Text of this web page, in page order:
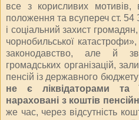
все з корисливих мотивів,
положення та всупереч ст. 54
і соціальний захист
чорнобильської
законодавство, але й
громадських організацій,
пенсій із державного бюджету
не є ліквідаторами та
нараховані з коштів
же час, через відсутність